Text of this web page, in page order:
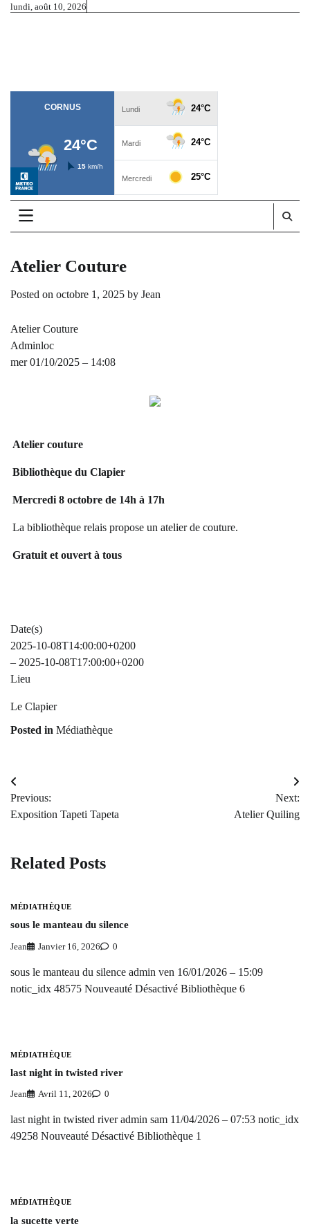
Skiplundi, août 10, 2026
Atelier Couture
Posted on octobre 1, 2025 by Jean
Atelier Couture
Adminloc
mer 01/10/2025 – 14:08
Atelier couture
Bibliothèque du Clapier
Mercredi 8 octobre de 14h à 17h
La bibliothèque relais propose un atelier de couture.
Gratuit et ouvert à tous
Date(s)
2025-10-08T14:00:00+0200
– 2025-10-08T17:00:00+0200
Lieu
Le Clapier
Posted in Médiathèque
Navigation
de
Previous:
Exposition Tapeti Tapeta
Next:
Atelier Quiling
Related Posts
MÉDIATHÈQUE
sous le manteau du silence
Jean Janvier 16, 2026 0
sous le manteau du silence admin ven 16/01/2026 – 15:09
notic_idx 48575 Nouveauté Désactivé Bibliothèque 6
MÉDIATHÈQUE
last night in twisted river
Jean Avril 11, 2026 0
last night in twisted river admin sam 11/04/2026 – 07:53 notic_idx
49258 Nouveauté Désactivé Bibliothèque 1
MÉDIATHÈQUE
la sucette verte